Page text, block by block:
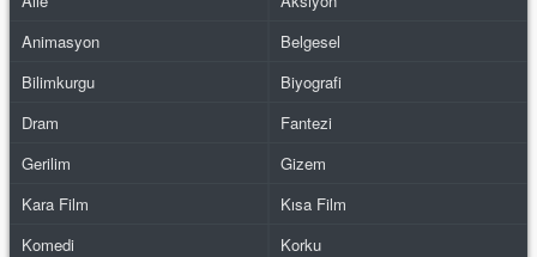
Animasyon
Belgesel
Bilimkurgu
Biyografi
Dram
Fantezi
Gerilim
Gizem
Kara Film
Kısa Film
Komedi
Korku